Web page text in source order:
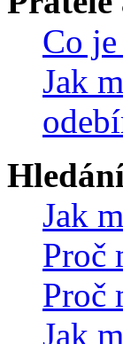
Co
Jak
Jak
Proč
Proč
Jak